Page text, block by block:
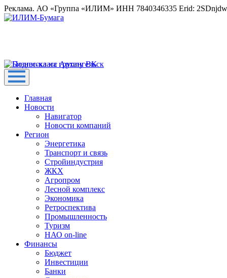
Реклама. АО «Группа «ИЛИМ» ИНН 7840346335 Erid:
Главная
Новости
Навигатор
Новости компаний
Регион
Энергетика
Транспорт и связь
Стройиндустрия
ЖКХ
Агропром
Лесной комплекс
Экономика
Ретроспектива
Промышленность
Туризм
НАО on-line
Финансы
Бюджет
Инвестиции
Банки